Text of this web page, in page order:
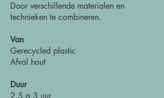
Door verschillende materialen en
technieken te combineren.
Van
Gerecycled plastic
Afval hout
Duur
2,5 a 3 uur